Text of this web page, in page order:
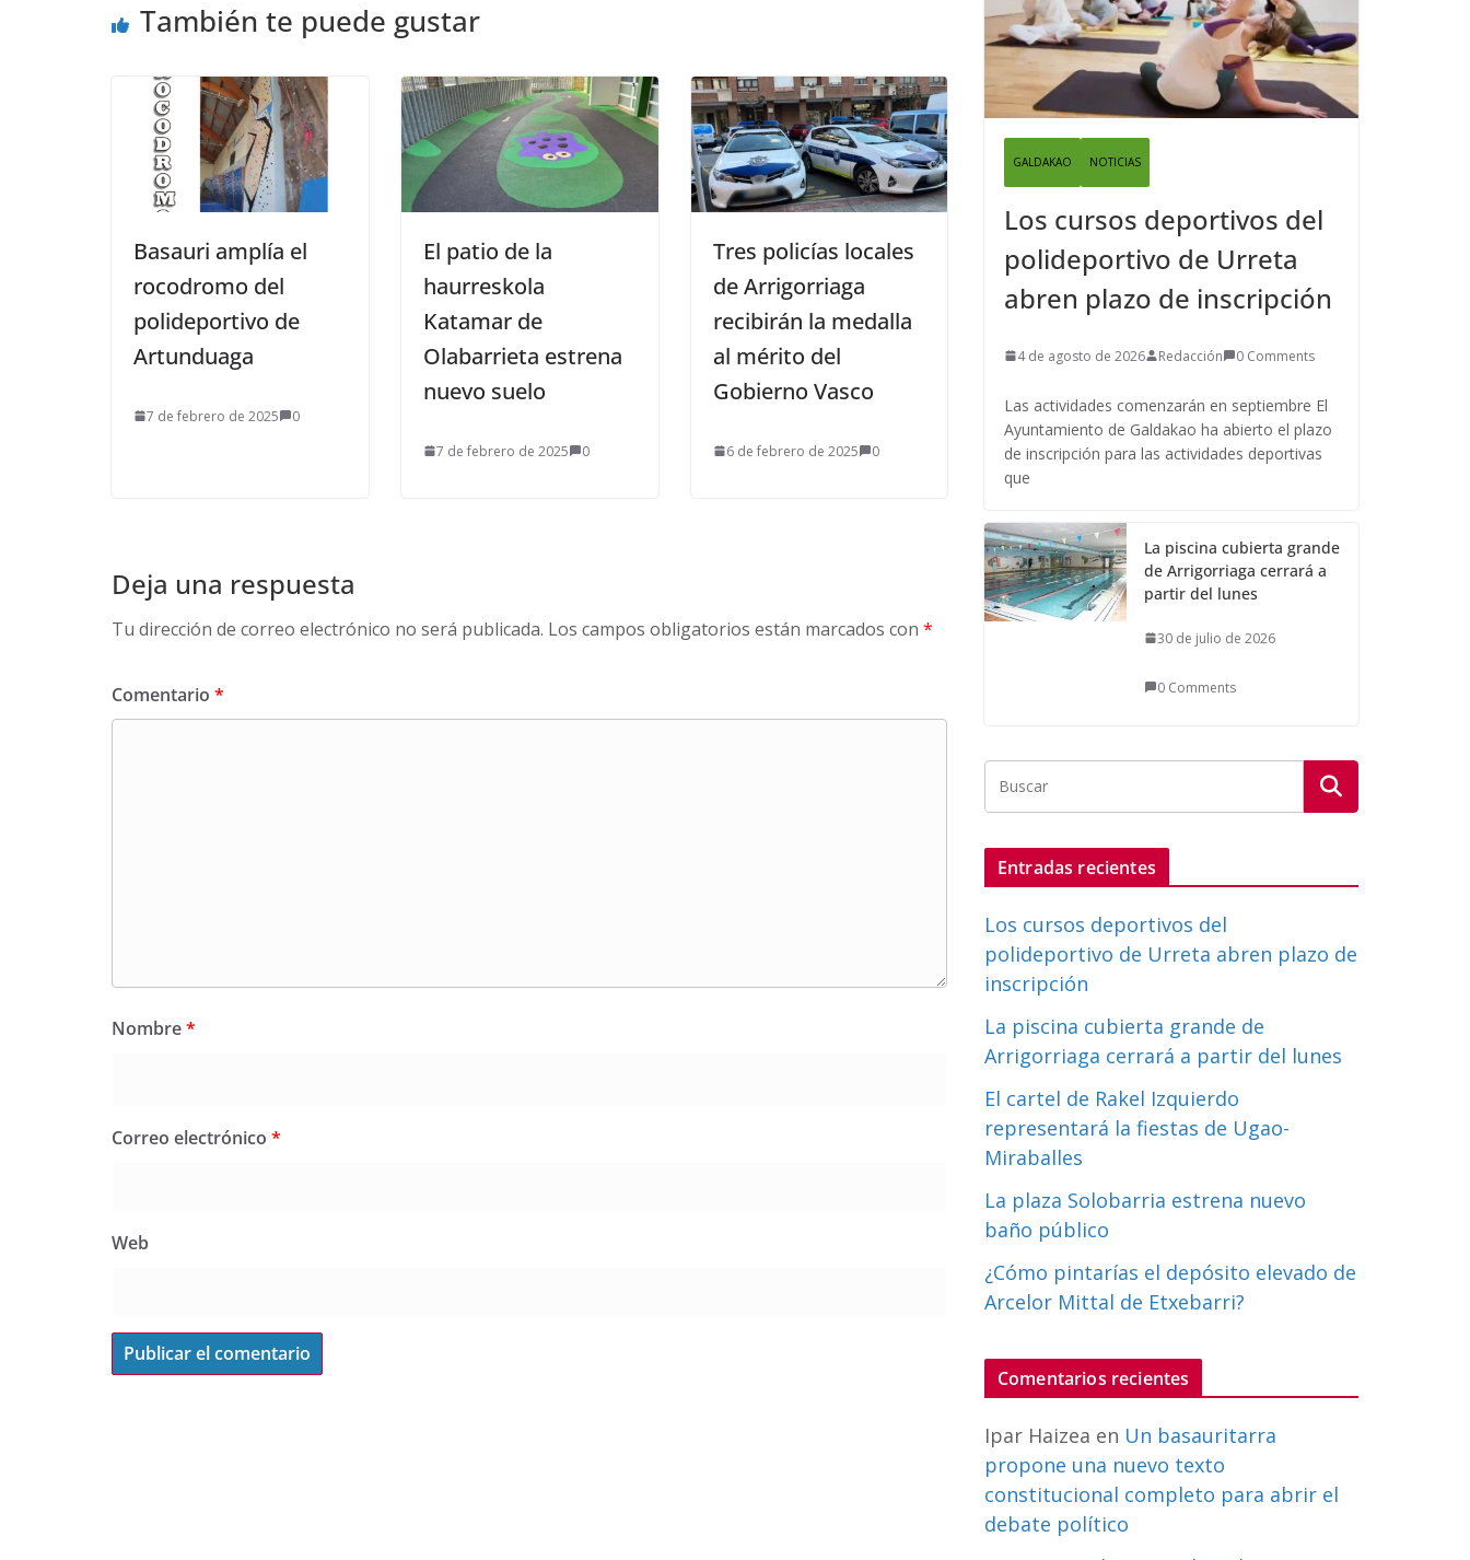
También te puede gustar
Basauri amplía el
rocodromo del
polideportivo de
Artunduaga
7 de febrero de 2025 0
El patio de la
haurreskola
Katamar de
Olabarrieta estrena
nuevo suelo
7 de febrero de 2025 0
Tres policías locales
de Arrigorriaga
recibirán la medalla
al mérito del
Gobierno Vasco
6 de febrero de 2025 0
Deja una respuesta
Tu dirección de correo electrónico no será publicada. Los campos obligatorios están marcados con *
Comentario *
Nombre*
Correo electrónico *
Web
GALDAKAO NOTICIAS
Los cursos deportivos del
polideportivo de Urreta
abren plazo de inscripción
4 de agosto de 2026 Redacción 0 Comments
Las actividades comenzarán en septiembre El
Ayuntamiento de Galdakao ha abierto el plazo
de inscripción para las actividades deportivas
que
La piscina cubierta grande
de Arrigorriaga cerrará a
partir del lunes
30 de julio de 2026
0 Comments
Entradas recientes
Los cursos deportivos del
polideportivo de Urreta abren plazo de
inscripción
La piscina cubierta grande de
Arrigorriaga cerrará a partir del lunes
El cartel de Rakel Izquierdo
representará la fiestas de Ugao-
Miraballes
La plaza Solobarria estrena nuevo
baño público
¿Cómo pintarías el depósito elevado de
Arcelor Mittal de Etxebarri?
Comentarios recientes
Ipar Haizea en Un basauritarra
propone una nuevo texto
constitucional completo para abrir el
debate político